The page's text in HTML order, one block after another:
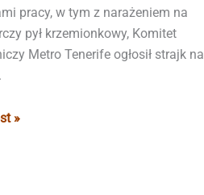
pracy, w tym z narażeniem na
pył krzemionkowy, Komitet
Metro Tenerife ogłosił strajk na
»